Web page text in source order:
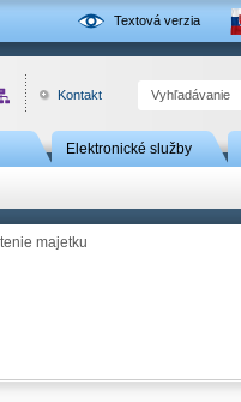
Textová verzia
Kontakt
Elektronické služby
majetku